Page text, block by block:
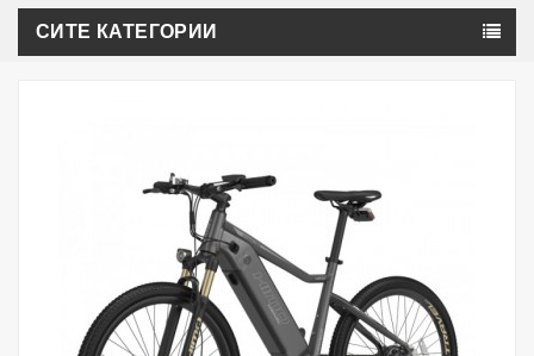
СИТЕ КАТЕГОРИИ